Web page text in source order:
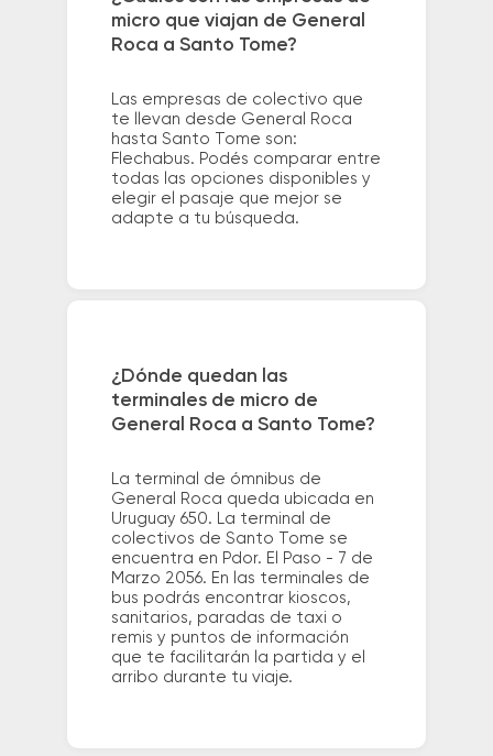
micro que viajan de General
Roca a Santo Tome?
Las empresas de colectivo que
te llevan desde General Roca
hasta Santo Tome son:
Flechabus. Podés comparar entre
todas las opciones disponibles y
elegir el pasaje que mejor se
adapte a tu búsqueda.
¿Dónde quedan las
terminales de micro de
General Roca a Santo Tome?
La terminal de ómnibus de
General Roca queda ubicada en
Uruguay 650. La terminal de
colectivos de Santo Tome se
encuentra en Pdor. El Paso - 7 de
Marzo 2056. En las terminales de
bus podrás encontrar kioscos,
sanitarios, paradas de taxi o
remis y puntos de información
que te facilitarán la partida y el
arribo durante tu viaje.